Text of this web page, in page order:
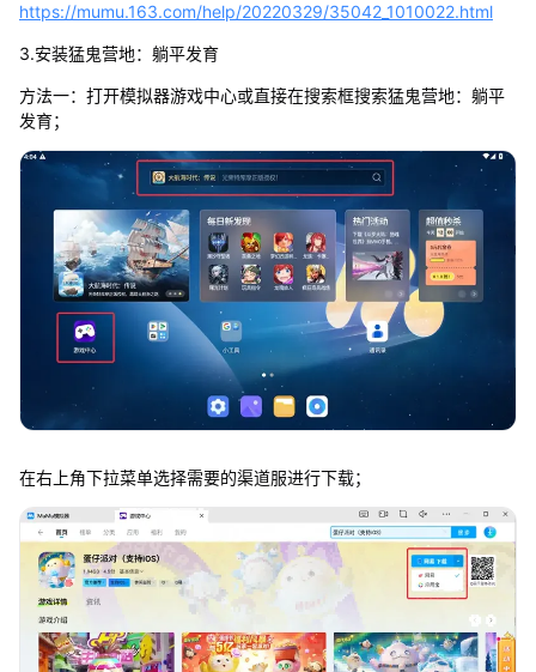
https://mumu.163.com/help/20220329/35042_1010022.html
3.安装猛鬼营地：躺平发育
方法一：打开模拟器游戏中心或直接在搜索框搜索猛鬼营地：躺平
发育；
在右上角下拉菜单选择需要的渠道服进行下载；